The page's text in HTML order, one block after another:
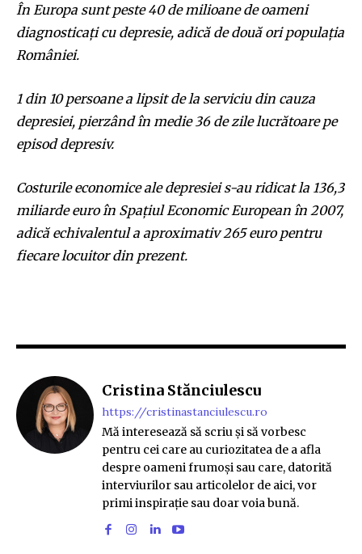
În Europa sunt peste 40 de milioane de oameni
diagnosticați cu depresie, adică de două ori populația
României.
1 din 10 persoane a lipsit de la serviciu din cauza
depresiei, pierzând în medie 36 de zile lucrătoare pe
episod depresiv.
Costurile economice ale depresiei s-au ridicat la 136,3
miliarde euro în Spațiul Economic European în 2007,
adică echivalentul a aproximativ 265 euro pentru
fiecare locuitor din prezent.
Cristina Stănciulescu
https://cristinastanciulescu.ro
Mă interesează să scriu și să vorbesc
pentru cei care au curiozitatea de a afla
despre oameni frumoși sau care, datorită
interviurilor sau articolelor de aici, vor
primi inspirație sau doar voia bună.